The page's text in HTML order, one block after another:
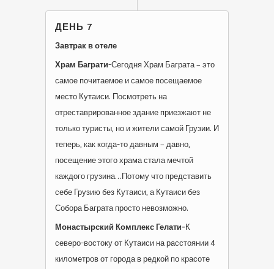
ДЕНЬ 7
Завтрак в отеле
Храм Баграти-Сегодня Храм Баграта – это
самое почитаемое и самое посещаемое
место Кутаиси. Посмотреть на
отреставрированное здание приезжают не
только туристы, но и жители самой Грузии. И
теперь, как когда-то давным – давно,
посещение этого храма стала мечтой
каждого грузина…Потому что представить
себе Грузию без Кутаиси, а Кутаиси без
Собора Баграта просто невозможно.
Монастырский Комплекс Гелати-К
северо-востоку от Кутаиси на расстоянии 4
километров от города в редкой по красоте